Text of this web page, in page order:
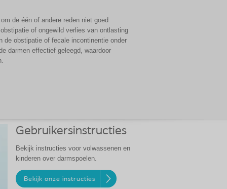
de één of andere reden niet goed
of ongewild verlies van ontlasting
de obstipatie of fecale incontinentie onder
darmen effectief geleegd, waardoor
Gebruikersinstructies
Bekijk instructies voor volwassenen en
kinderen over darmspoelen.
Bekijk onze instructies